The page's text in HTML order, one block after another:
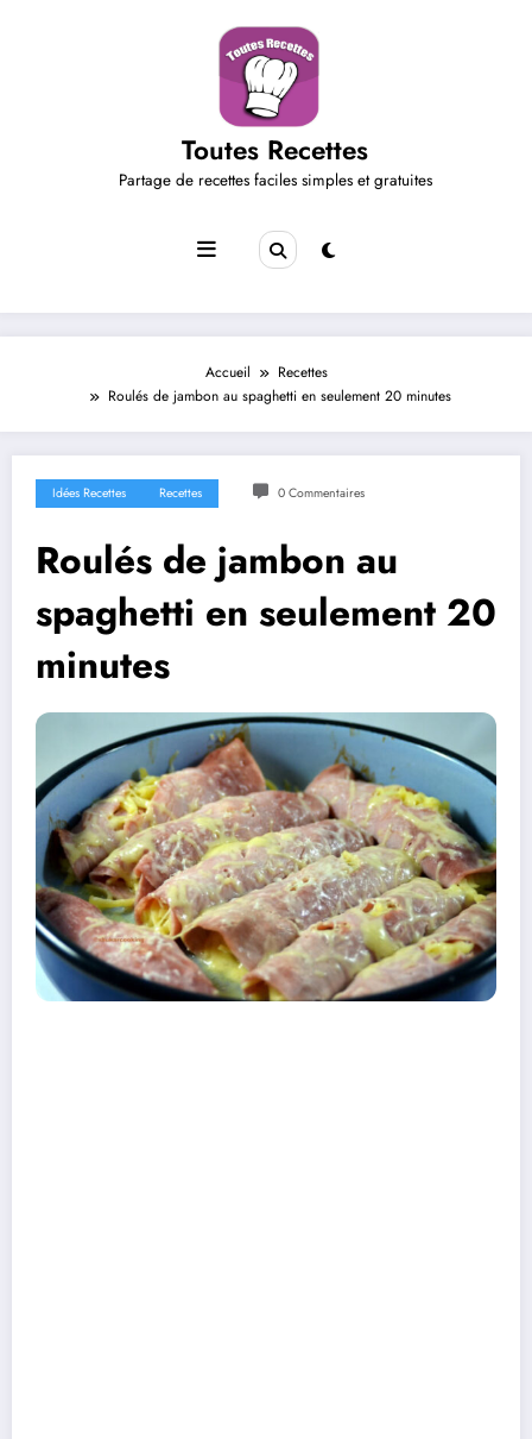
Toutes Recettes
Partage de recettes faciles simples et gratuites
Accueil
Recettes
Roulés de jambon au spaghetti en seulement 20 minutes
Idées Recettes Recettes 0 Commentaires
Roulés de jambon au
spaghetti en seulement 20
minutes